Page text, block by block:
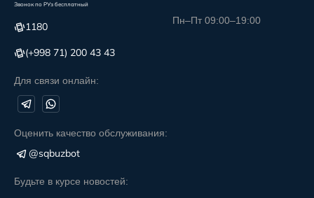
Звонок по РУз бесплатный
1180
(+998 71) 200 43 43
Для связи онлайн:
Пн–Пт 09:00–19:00
Оценить качество обслуживания:
@sqbuzbot
Будьте в курсе новостей: